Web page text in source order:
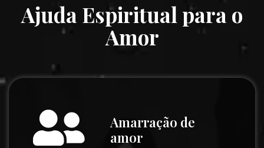
Ajuda Espiritual para o
Amor
Amarração de
amor